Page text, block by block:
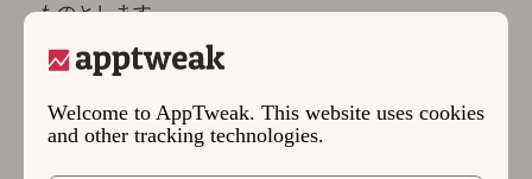
Welcome to AppTweak. This website uses cookies
and other tracking technologies.
ものとします。
a) データ保護法（以下、「
該当する場合は欧州プライバシー法を意味し、(i)
2016年4月 27日に採択されたEU規則
2016/679（「GDPR」）、(ii) 2002年7月12日の指令